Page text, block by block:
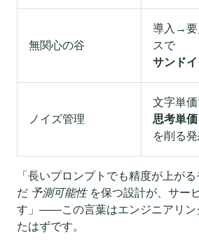
無関心の谷
導入→要
スで
サンド
ノイズ管理
文字単価
思考単価
を削る
「長いプロンプトでも精度が上が
だ 予測可能性を保つ設計が、サー
す」――この言葉はエンジニアリン
たはずです。